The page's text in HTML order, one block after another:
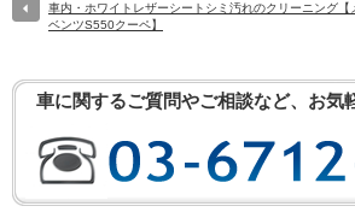
車内・ホワイトレザーシートシミ汚れのクリーニング【
ベンツS550クーペ】
車に関するご質問やご相談など、お気